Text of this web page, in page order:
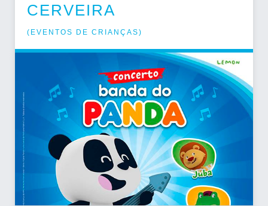
CERVEIRA
( EVENTOS DE CRIANÇAS)